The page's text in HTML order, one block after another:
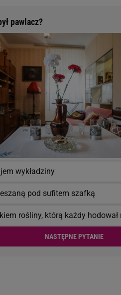
pawlacz?
wykładziny
pod sufitem szafką
rośliny, którą każdy hodował
NASTĘPNE PYTANIE